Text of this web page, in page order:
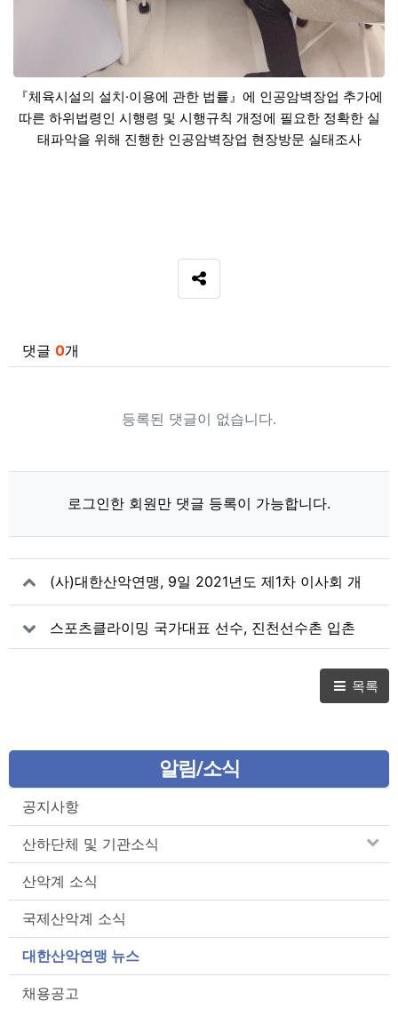
​『체육시설의 설치·이용에 관한 법률』에 인공암벽장업 추가에
따른 하위법령인 시행령 및 시행규칙 개정에 필요한 정확한 실
태파악을 위해 진행한 인공암벽장업 현장방문 실태조사
SNS 공유
댓글 0개
등록된 댓글이 없습니다.
로그인한 회원만 댓글 등록이 가능합니다.
(사)대한산악연맹, 9일 2021년도 제1차 이사회 개
최
스포츠클라이밍 국가대표 선수, 진천선수촌 입촌
및 국가대표 훈련 재개
목록
알림/소식
공지사항
산하단체 및 기관소식
산악계 소식
국제산악계 소식
대한산악연맹 뉴스
채용공고